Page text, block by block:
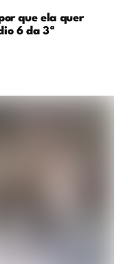
que ela quer
6 da 3ª